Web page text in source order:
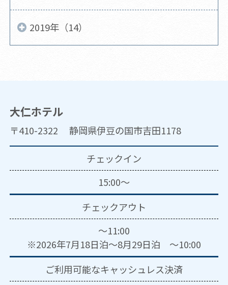
2019年（14）
大仁ホテル
〒410-2322 静岡県伊豆の国市吉田1178
チェックイン
15:00～
チェックアウト
～11:00
※2026年7月18日泊～8月29日泊 ～10:00
ご利用可能なキャッシュレス決済